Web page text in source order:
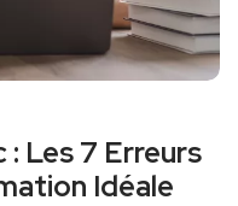
Les 7 Erreurs
Idéale